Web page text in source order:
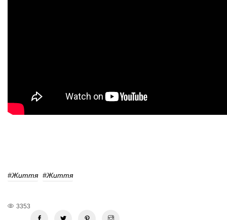
#життя #життя
3353